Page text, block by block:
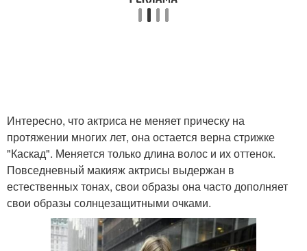
Интересно, что актриса не меняет прическу на
протяжении многих лет, она остается верна стрижке
"Каскад". Меняется только длина волос и их оттенок.
Повседневный макияж актрисы выдержан в
естественных тонах, свои образы она часто дополняет
свои образы солнцезащитными очками.